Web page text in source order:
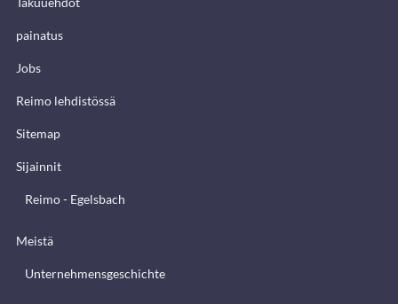
painatus
Jobs
Reimo lehdistössä
Sitemap
Sijainnit
Reimo - Egelsbach
Meistä
Unternehmensgeschichte